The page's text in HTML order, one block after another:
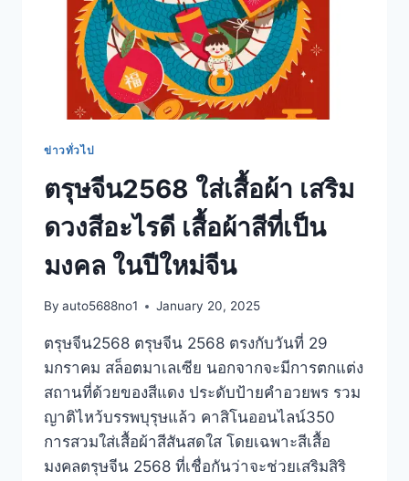
ข่าวทั่วไป
ตรุษจีน2568 ใส่เสื้อผ้า เสริม
ดวงสีอะไรดี เสื้อผ้าสีที่เป็น
มงคล ในปีใหม่จีน
By auto5688no1 January 20, 2025
ตรุษจีน2568 ตรุษจีน 2568 ตรงกับวันที่ 29
มกราคม สล็อตมาเลเซีย นอกจากจะมีการตกแต่ง
สถานที่ด้วยของสีแดง ประดับป้ายคำอวยพร รวม
ญาติไหว้บรรพบุรุษแล้ว คาสิโนออนไลน์350
การสวมใส่เสื้อผ้าสีสันสดใส โดยเฉพาะสีเสื้อ
มงคลตรุษจีน 2568 ที่เชื่อกันว่าจะช่วยเสริมสิริ